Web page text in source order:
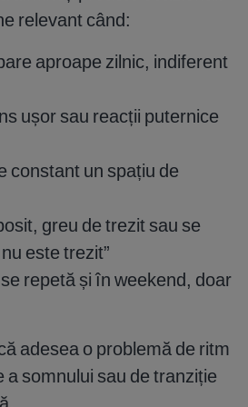
relevant când:
aproape zilnic, indiferent
ușor sau reacții puternice
constant un spațiu de
greu de trezit sau se
este trezit”
repetă și în weekend, doar
adesea o problemă de ritm
a somnului sau de tranziție